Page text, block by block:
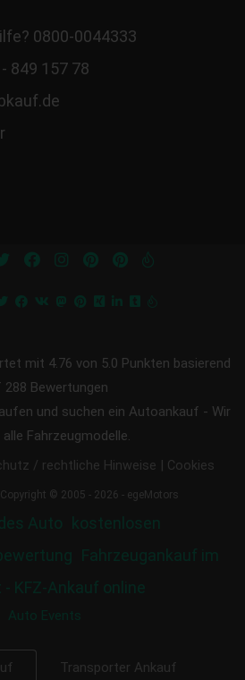
0800-0044333
849 157 78
mit 4.76 von 5.0 Punkten basierend
288 Bewertungen
und suchen ein Autoankauf - Wir
Fahrzeugmodelle.
/ rechtliche Hinweise | Cookies
Copyright © 2005 - 2026 - egeMotors
Auto kostenlosen
Fahrzeugankauf im
KFZ-Ankauf online
Auto Events
Transporter Ankauf